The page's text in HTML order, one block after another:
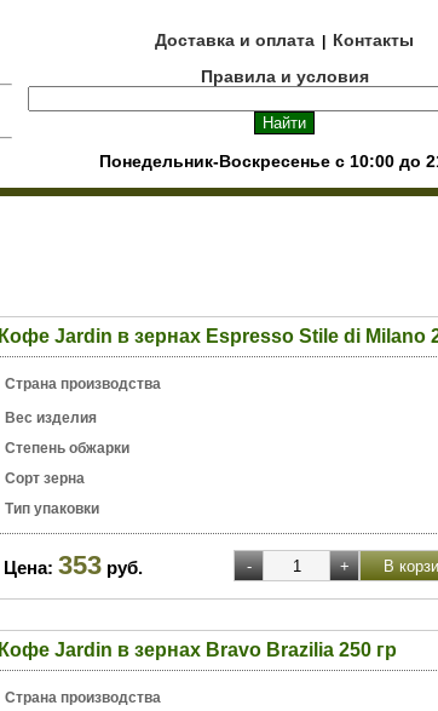
Доставка и оплата
Контакты
Правила и условия
Понедельник-Воскресенье с 10:00 до
Кофе Jardin в зернах Espresso Stile di Milano
Страна производства
Вес изделия
Степень обжарки
Сорт зерна
Тип упаковки
Цена: 353 руб.
Кофе Jardin в зернах Bravo Brazilia 250 гр
Страна производства